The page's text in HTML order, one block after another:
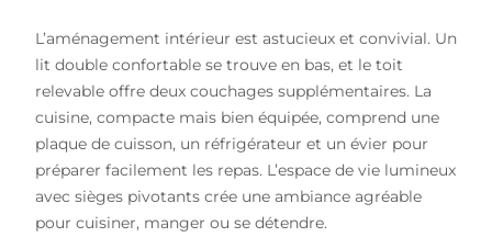
L’aménagement intérieur est astucieux et convivial. Un
lit double confortable se trouve en bas, et le toit
relevable offre deux couchages supplémentaires. La
cuisine, compacte mais bien équipée, comprend une
plaque de cuisson, un réfrigérateur et un évier pour
préparer facilement les repas. L’espace de vie lumineux
avec sièges pivotants crée une ambiance agréable
pour cuisiner, manger ou se détendre.